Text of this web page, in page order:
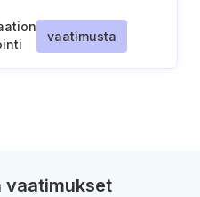
vaatimusta
vaatimukset